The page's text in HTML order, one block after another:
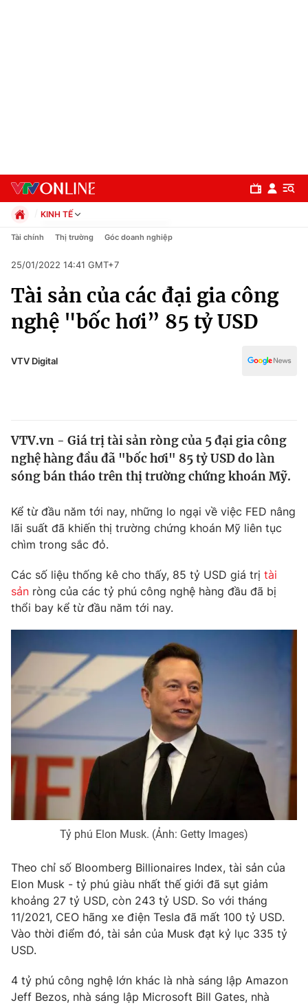
Chuyên mục
Chính trị
Thế giới
Thế giới đó đây
Câu chuyện quốc tế
Kinh tế
Tài chính
Thị trường
Góc doanh nghiệp
Dữ liệu và đời sống
Truyền hình
Nhân vật
Khán giả
Giải sao mai
Giải trí
Điện ảnh
Âm nhạc
Sao
Đời sống
Du lịch
Làm đẹp
Chất lượng cuộc sống
Giáo dục
Tuyển sinh
Học trực tuyến
Công nghệ
Hitech Công nghệ tương lai
Thị trường
Tư vấn
Giao lưu trực tuyến
Lịch phát sóng
Chuyên mục khác
Emagazine Podcast
Photo
Video Shorts video
KINH TẾ
Chính trị
Pháp luật
Kinh tế
Thể thao
Truyền hình
Y tế
Tài chính Thị trường Góc doanh nghiệp
25/01/2022 14:41 GMT+7
Tài sản của các đại gia công
nghệ "bốc hơi” 85 tỷ USD
VTV Digital
VTV.vn - Giá trị tài sản ròng của 5 đại gia công
nghệ hàng đầu đã "bốc hơi" 85 tỷ USD do làn
sóng bán tháo trên thị trường chứng khoán Mỹ.
Kể từ đầu năm tới nay, những lo ngại về việc FED nâng
lãi suất đã khiến thị trường chứng khoán Mỹ liên tục
chìm trong sắc đỏ.
Các số liệu thống kê cho thấy, 85 tỷ USD giá trị tài
sản ròng của các tỷ phú công nghệ hàng đầu đã bị
thổi bay kể từ đầu năm tới nay.
Tỷ phú Elon Musk. (Ảnh: Getty Images)
Theo chỉ số Bloomberg Billionaires Index, tài sản của
Elon Musk - tỷ phú giàu nhất thế giới đã sụt giảm
khoảng 27 tỷ USD, còn 243 tỷ USD. So với tháng
11/2021, CEO hãng xe điện Tesla đã mất 100 tỷ USD.
Vào thời điểm đó, tài sản của Musk đạt kỷ lục 335 tỷ
USD.
4 tỷ phú công nghệ lớn khác là nhà sáng lập Amazon
Jeff Bezos, nhà sáng lập Microsoft Bill Gates, nhà